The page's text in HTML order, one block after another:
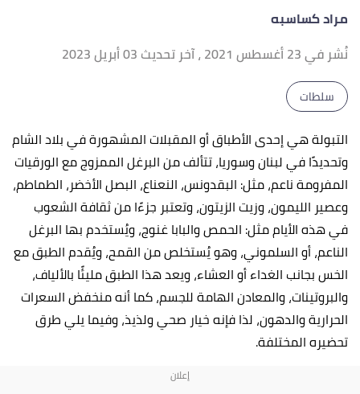
مراد كساسبه
نُشر في 23 أغسطس 2021
، آخر تحديث 03 أبريل 2023
سلطات
التبولة هي إحدى الأطباق أو المقبلات المشهورة في بلاد الشام
وتحديدًا في لبنان وسوريا، تتألف من البرغل الممزوج مع الورقيات
المفرومة ناعم، مثل: البقدونس، النعناع، البصل الأخضر، الطماطم،
وعصير الليمون، وزيت الزيتون، وتعتبر جزءًا من ثقافة الشعوب
في هذه الأيام مثل: الحمص والبابا غنوج، ويُستخدم بها البرغل
الناعم، أو السلموني، وهو يُستخلص من القمح، ويُقدم الطبق مع
الخس بجانب الغداء أو العشاء، ويعد هذا الطبق مليئًا بالألياف،
والبروتينات، والمعادن الهامة للجسم، كما أنه منخفض السعرات
الحرارية والدهون، لذا فإنه خيار صحي ولذيذ، وفيما يلي طرق
تحضيره المختلفة.